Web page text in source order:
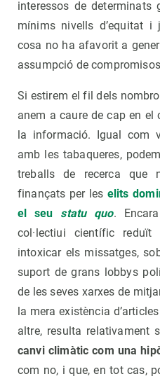
interessos de determinats
mínims nivells d’equitat
cosa no ha afavorit a
assumpció de
Si estirem el fil dels
anem a caure de cap en
la informació. Igual com
amb les tabaqueres,
treballs de recerca que
finançats per les elits
el seu statu quo.
col·lectiui científic
intoxicar els missatges,
suport de grans lobbys
de les seves xarxes de
la mera existència
altre, resulta relativament
canvi climàtic com una
com no, i que, en tot cas,